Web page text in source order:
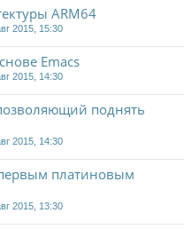
ARM64
2015, 15:30
Emacs
2015, 14:30
поднять
2015, 14:30
платиновым
2015, 13:30